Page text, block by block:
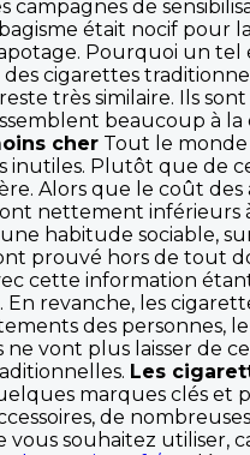
de
était nocif pour
Pourquoi un
cigarettes
très similaire. Ils
beaucoup à
cher Tout le
inutiles. Plutôt que
Alors que le coût
nettement inférieurs
habitude sociable,
prouvé hors de tout
cette information
revanche, les
des personnes,
vont plus laisser de
Les
marques clés et
de
souhaitez utiliser,